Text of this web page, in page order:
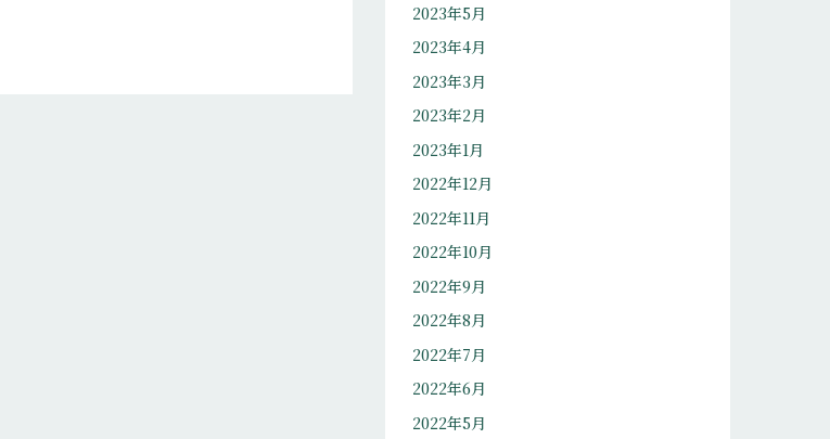
2023年5月
2023年4月
2023年3月
2023年2月
2023年1月
2022年12月
2022年11月
2022年10月
2022年9月
2022年8月
2022年7月
2022年6月
2022年5月